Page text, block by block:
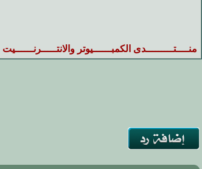
منــــتـــــــــدى الكمبــــــيوتر والانتـــــرنــــــيت